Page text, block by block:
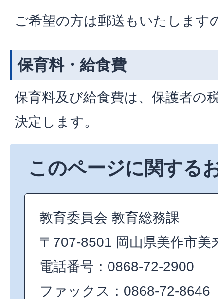
ご希望の方は郵送もいたします
保育料・給食費
保育料及び給食費は、保護者の
決定します。
このページに関する
教育委員会 教育総務課
〒707-8501 岡山県美作市美
電話番号：0868-72-2900
ファックス：0868-72-8646